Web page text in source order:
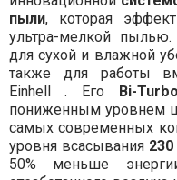
пыли, которая
ультра-мелкой
для сухой и влажной
также для работы
Einhell . Его Bi-Turbo
пониженным уровнем
самых современных
уровня всасывания
50% меньше